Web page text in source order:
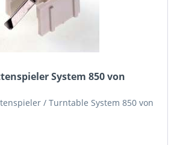
System 850 von
/ Turntable System 850 von